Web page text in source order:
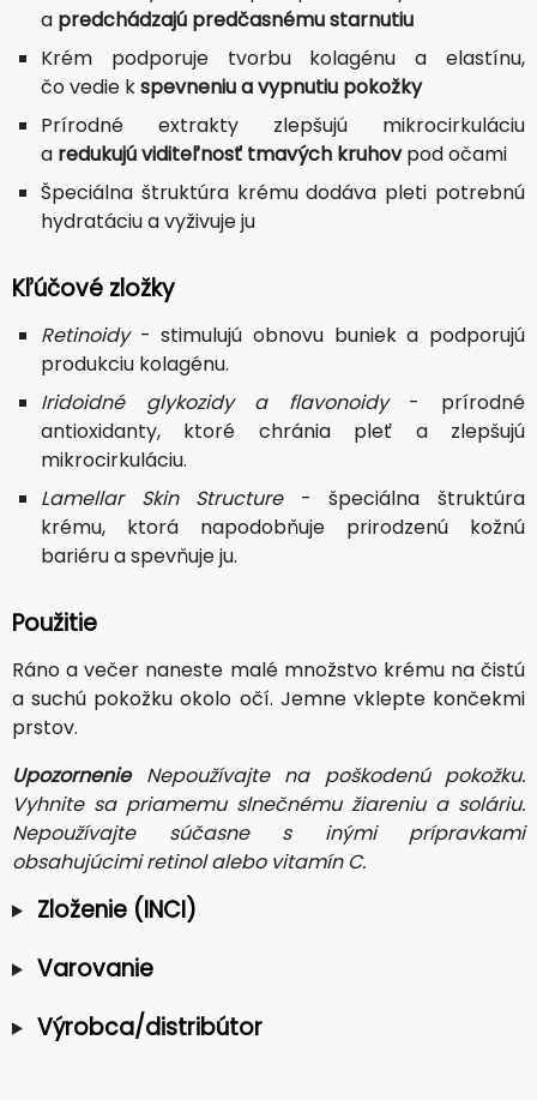
a predchádzajú predčasnému starnutiu
Krém podporuje tvorbu kolagénu a elastínu,
čo vedie kspevneniu a vypnutiu pokožky
Prírodné extrakty zlepšujú mikrocirkuláciu
a redukujú viditeľnosť tmavých kruhovpod očami
Špeciálna štruktúra krému dodáva pleti potrebnú
hydratáciu a vyživuje ju
Kľúčové zložky
Retinoidy- stimulujú obnovu buniek a podporujú
produkciu kolagénu.
Iridoidné glykozidy a flavonoidy- prírodné
antioxidanty, ktoré chránia pleť a zlepšujú
mikrocirkuláciu.
Lamellar Skin Structure- špeciálna štruktúra
krému, ktorá napodobňuje prirodzenú kožnú
bariéru a spevňuje ju.
Použitie
Ráno a večer naneste malé množstvo krému na čistú
a suchú pokožku okolo očí. Jemne vklepte končekmi
prstov.
UpozornenieNepoužívajte na poškodenú pokožku.
Vyhnite sa priamemu slnečnému žiareniu a soláriu.
Nepoužívajte súčasne s inými prípravkami
obsahujúcimi retinol alebo vitamín C.
Zloženie (INCI)
Varovanie
Výrobca/distribútor